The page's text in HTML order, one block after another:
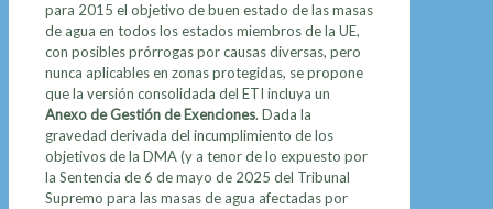
para 2015 el objetivo de buen estado de las masas
de agua en todos los estados miembros de la UE,
con posibles prórrogas por causas diversas, pero
nunca aplicables en zonas protegidas, se propone
que la versión consolidada del ETI incluya un
Anexo de Gestión de Exenciones. Dada la
gravedad derivada del incumplimiento de los
objetivos de la DMA (y a tenor de lo expuesto por
la Sentencia de 6 de mayo de 2025 del Tribunal
Supremo para las masas de agua afectadas por